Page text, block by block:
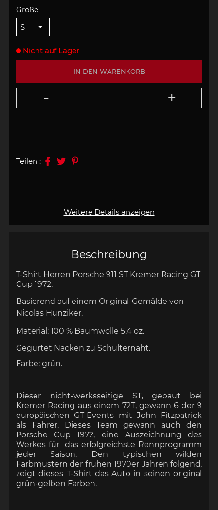
Beschreibung
T-Shirt Herren Porsche 911 ST Kremer Racing GT
Cup 1972.
Basierend auf einem Original-Gemälde von
Nicolas Hunziker.
Material: 100 % Baumwolle 5.4 oz.
Gegurtet Nacken zu Schulternaht.
Farbe: grün.
Dieser nicht-werksseitige ST, gebaut bei
Kremer Racing aus einem 72T, gewann 6 der 9
europäischen GT-Events mit John Fitzpatrick
als Fahrer. Dieses Team gewann auch den
Porsche Cup 1972, eine Auszeichnung des
Werkes für das erfolgreichste Rennprogramm
jeder Saison. Den typischen wilden
Farbmustern der frühen 1970er Jahren folgend,
zeigt dieses T-Shirt das Auto in seinen original
grün-gelben Farben.
Weitere Details anzeigen
Größe
IN DEN WARENKORB
Nicht auf Lager
Teilen :